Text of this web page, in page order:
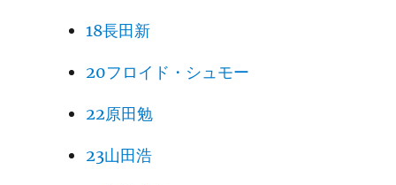
18長田新
20フロイド・シュモー
22原田勉
23山田浩